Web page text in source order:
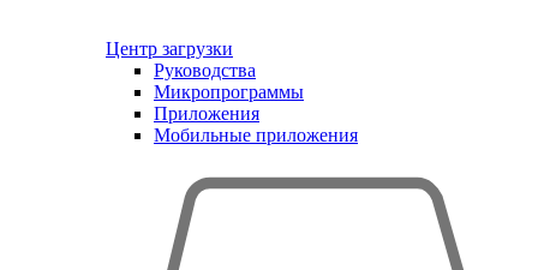
Центр загрузки
Руководства
Микропрограммы
Приложения
Мобильные приложения